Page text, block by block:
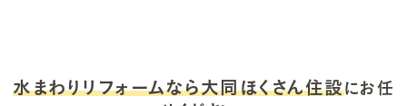
水まわりリフォームなら大同ほくさん住設にお任